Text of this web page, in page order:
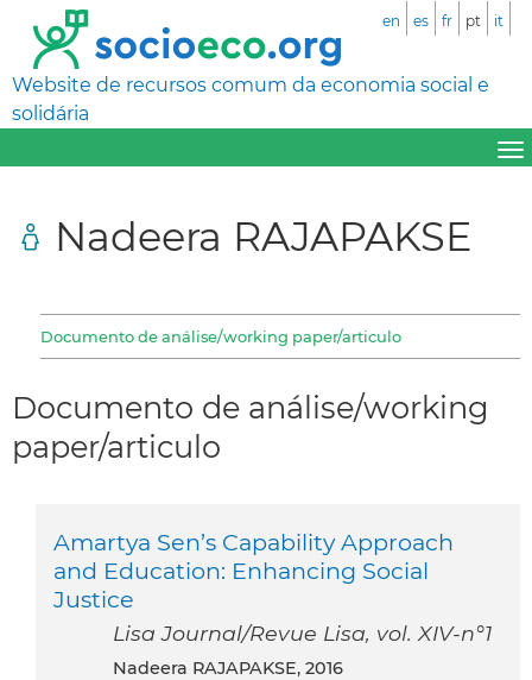
Website de recursos comum da economia social e
solidária
en es fr pt it
Nadeera RAJAPAKSE
Documento de análise/working paper/articulo
Documento de análise/working
paper/articulo
Amartya Sen’s Capability Approach
and Education: Enhancing Social
Justice
Lisa Journal/Revue Lisa, vol. XIV-n°1
Nadeera RAJAPAKSE, 2016